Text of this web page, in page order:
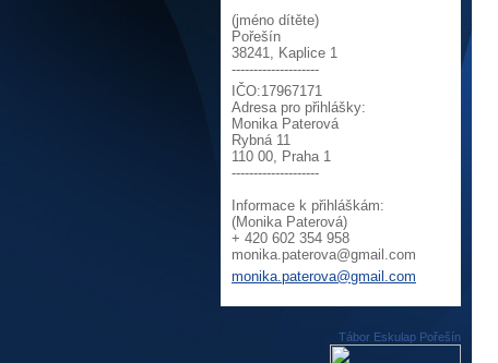
(jméno dítěte)
Pořešín
38241, Kaplice 1
--------------------
IČO:17967171
Adresa pro přihlášky:
Monika Paterová
Rybná 11
110 00, Praha 1
--------------------
Informace k přihláškám:
(Monika Paterová)
+ 420 602 354 958
monika.paterova@gmail.com
monika.paterova@gmail.com
Tábor Eskulap Pořešín